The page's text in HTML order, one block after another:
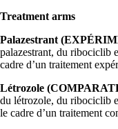
Treatment arms
Palazestrant
palazestrant, du ribociclib
cadre d’un traitement
Létrozole
du létrozole, du ribociclib
le cadre d’un traitement